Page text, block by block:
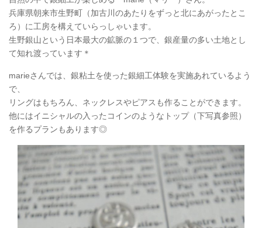
兵庫県朝来市生野町（加古川のあたりをずっと北にあがったとこ
ろ）に工房を構えていらっしゃいます。
生野銀山という日本最大の鉱脈の１つで、銀産量の多い土地とし
て知れ渡っています＊
marieさんでは、銀粘土を使った銀細工体験を実施あれているよう
で、
リングはもちろん、ネックレスやピアスも作ることができます。
他にはイニシャルの入ったコインのようなトップ（下写真参照）
を作るプランもあります◎